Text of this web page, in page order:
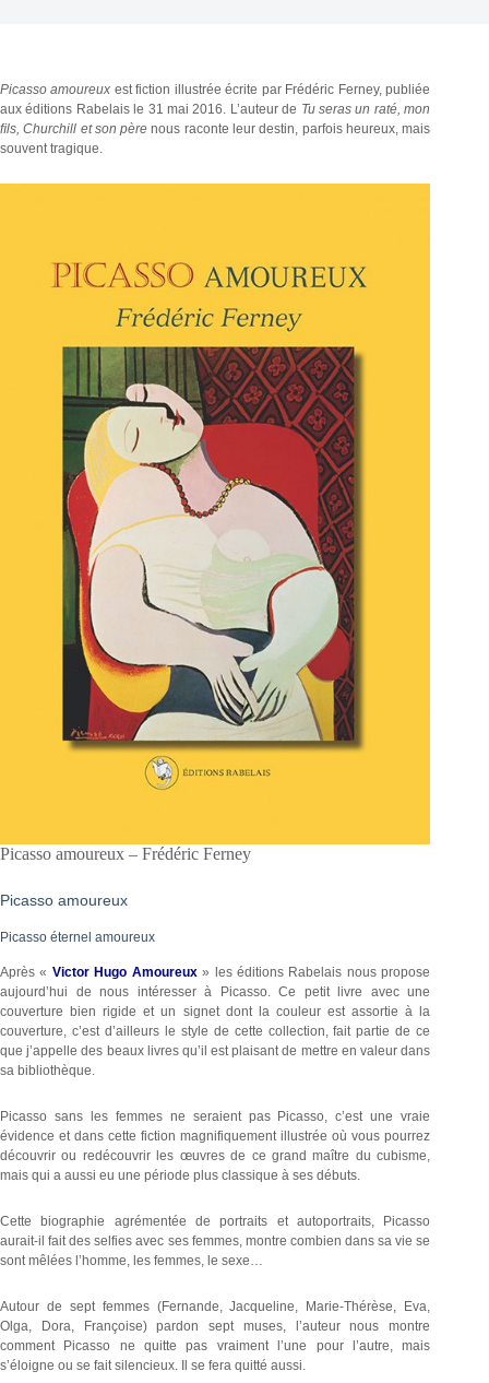
Picasso amoureux est fiction illustrée écrite par Frédéric Ferney, publiée
aux éditions Rabelais le 31 mai 2016. L’auteur de Tu seras un raté, mon
ﬁls, Churchill et son père nous raconte leur destin, parfois heureux, mais
souvent tragique.
Picasso amoureux – Frédéric Ferney
Picasso amoureux
Picasso éternel amoureux
Après « Victor Hugo Amoureux» les éditions Rabelais nous propose
aujourd’hui de nous intéresser à Picasso. Ce petit livre avec une
couverture bien rigide et un signet dont la couleur est assortie à la
couverture, c’est d’ailleurs le style de cette collection, fait partie de ce
que j’appelle des beaux livres qu’il est plaisant de mettre en valeur dans
sa bibliothèque.
Picasso sans les femmes ne seraient pas Picasso, c’est une vraie
évidence et dans cette fiction magnifiquement illustrée où vous pourrez
découvrir ou redécouvrir les œuvres de ce grand maître du cubisme,
mais qui a aussi eu une période plus classique à ses débuts.
Cette biographie agrémentée de portraits et autoportraits, Picasso
aurait-il fait des selfies avec ses femmes, montre combien dans sa vie se
sont mêlées l’homme, les femmes, le sexe…
Autour de sept femmes (Fernande, Jacqueline, Marie-Thérèse, Eva,
Olga, Dora, Françoise) pardon sept muses, l’auteur nous montre
comment Picasso ne quitte pas vraiment l’une pour l’autre, mais
s’éloigne ou se fait silencieux. Il se fera quitté aussi.